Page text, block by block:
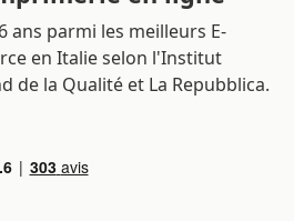
ans parmi les meilleurs E-
en Italie selon l'Institut
de la Qualité et La Repubblica.